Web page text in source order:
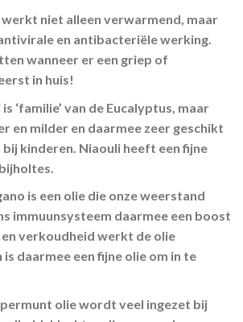
niet alleen verwarmend, maar
en antibacteriële werking.
wanneer er een griep of
in huis!
‘familie’ van de Eucalyptus, maar
en milder en daarmee zeer geschikt
kinderen. Niaouli heeft een fijne
is een olie die onze weerstand
immuunsysteem daarmee een boost
verkoudheid werkt de olie
daarmee een fijne olie om in te
olie wordt veel ingezet bij